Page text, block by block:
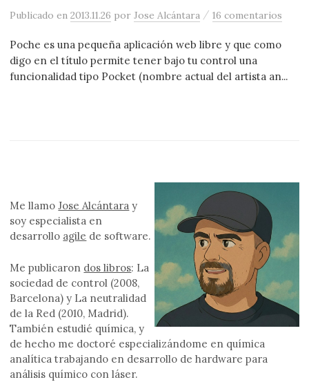
Publicadoen2013.11.26 porJose Alcántara /16 comentarios
Poche es una pequeña aplicación web libre y que como
digo en el título permite tener bajo tu control una
funcionalidad tipo Pocket (nombre actual del artista an...
Me llamoJose Alcántara y
soy especialista en
desarrollo agile de software.
Me publicaron dos libros: La
sociedad de control (2008,
Barcelona) y La neutralidad
de la Red (2010, Madrid).
También estudié química, y
de hecho me doctoré especializándome en química
analítica trabajando en desarrollo de hardware para
análisis químico con láser.